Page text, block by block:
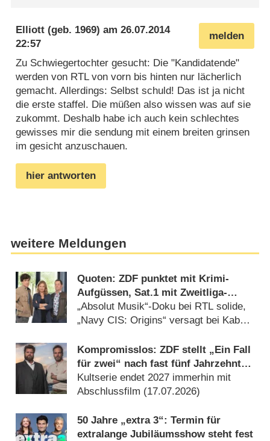
melden
Elliott (geb. 1969) am26.07.2014
22:57
Zu Schwiegertochter gesucht: Die "Kandidatende"
werden von RTL von vorn bis hinten nur lächerlich
gemacht. Allerdings: Selbst schuld! Das ist ja nicht
die erste staffel. Die müßen also wissen was auf sie
zukommt. Deshalb habe ich auch kein schlechtes
gewisses mir die sendung mit einem breiten grinsen
im gesicht anzuschauen.
hier antworten
weitere Meldungen
Quoten: ZDF punktet mit Krimi-
Aufgüssen, Sat.1 mit Zweitliga-
Auftakt
„Absolut Musik“-Doku bei RTL solide,
„Navy CIS: Origins“ versagt bei Kabel
Kompromisslos: ZDF stellt „Ein Fall
für zwei“ nach fast fünf Jahrzehnten
ein
Kultserie endet 2027 immerhin mit
Abschlussfilm (17.07.2026)
50 Jahre „extra 3“: Termin für
extralange Jubiläumsshow steht fest